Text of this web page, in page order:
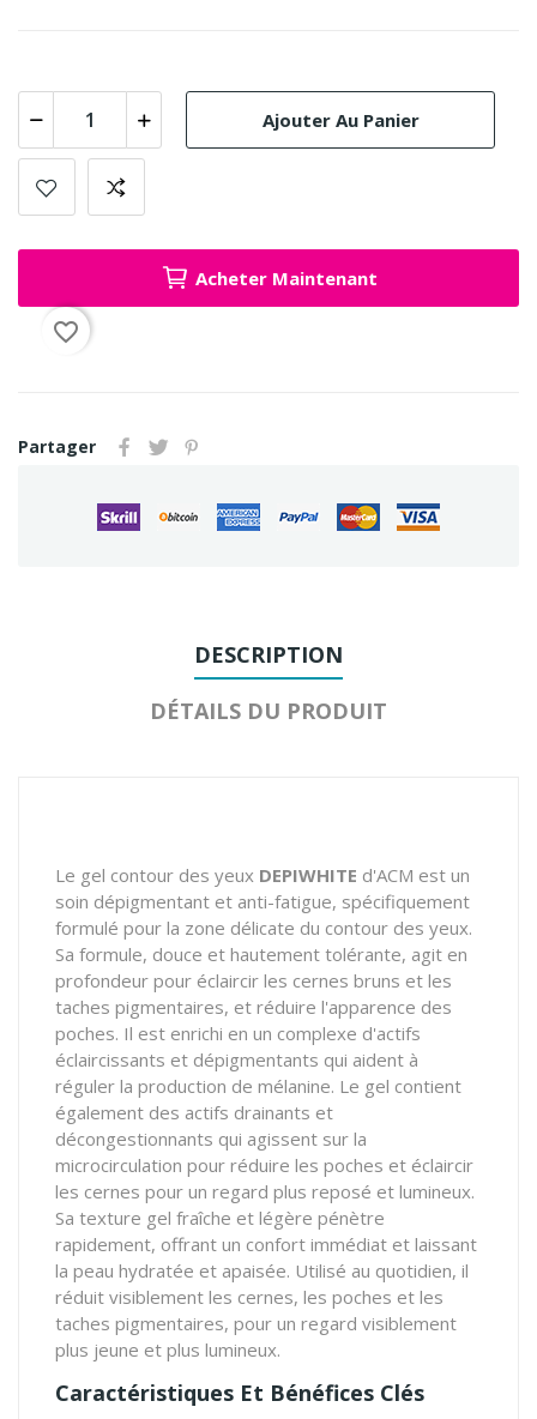
Ajouter Au Panier
Acheter Maintenant
favorite_border
Partager
DESCRIPTION
DÉTAILS DU PRODUIT
Le gel contour des yeux DEPIWHITE d'ACM est un
soin dépigmentant et anti-fatigue, spécifiquement
formulé pour la zone délicate du contour des yeux.
Sa formule, douce et hautement tolérante, agit en
profondeur pour éclaircir les cernes bruns et les
taches pigmentaires, et réduire l'apparence des
poches. Il est enrichi en un complexe d'actifs
éclaircissants et dépigmentants qui aident à
réguler la production de mélanine. Le gel contient
également des actifs drainants et
décongestionnants qui agissent sur la
microcirculation pour réduire les poches et éclaircir
les cernes pour un regard plus reposé et lumineux.
Sa texture gel fraîche et légère pénètre
rapidement, offrant un confort immédiat et laissant
la peau hydratée et apaisée. Utilisé au quotidien, il
réduit visiblement les cernes, les poches et les
taches pigmentaires, pour un regard visiblement
plus jeune et plus lumineux.
Caractéristiques Et Bénéfices Clés